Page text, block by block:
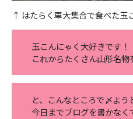
↑ はたらく車大集合で食べた玉
玉こんにゃく大好きです！
これからたくさん山形名物
と、こんなところで〆よう
今日までブログを書かなく